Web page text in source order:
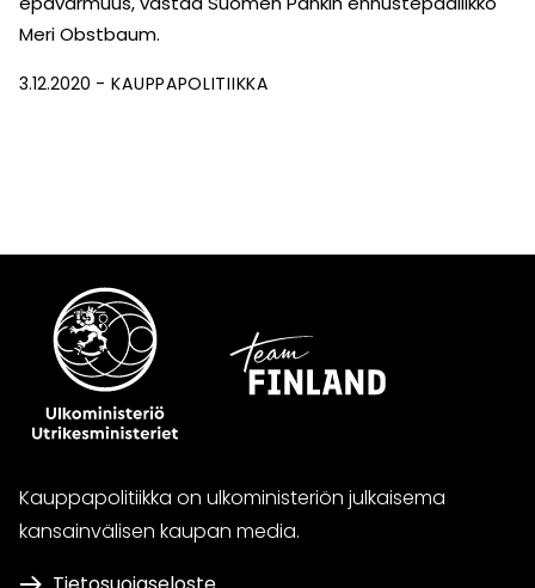
Meri Obstbaum.
3.12.2020 KAUPPAPOLITIIKKA
Kauppapolitiikka on ulkoministeriön julkaisema
kansainvälisen kaupan media.